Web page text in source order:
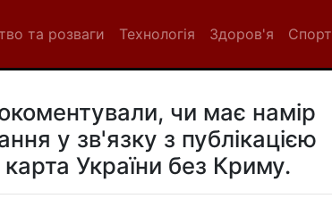
та розваги Технологія Здоров'я Спорт
чи має намір
у зв'язку з публікацією
України без Криму.